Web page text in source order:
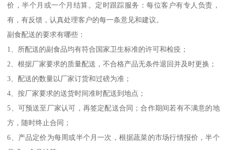
价，半个月或一个月结算。定时跟踪服务：每位客户有专人负责，
有，有反馈，认真处理客户的每一条意见和建议。
副食配送的要求有哪些：
1、所配送的副食品均有符合国家卫生标准的许可和检疫；
2、根据厂家要求的质量配送，不合格产品无条件退回并及时更换；
3、配送的数量以厂家订货和过磅为准；
4、按厂家要求的送货时间准时配送到地点；
5、可预送至厂家认可，再签定配送合同；合作期间若有不满意的地
方，随时终止合同；
6、产品定价为每周或半个月一次，根据蔬菜的市场行情报价，半个